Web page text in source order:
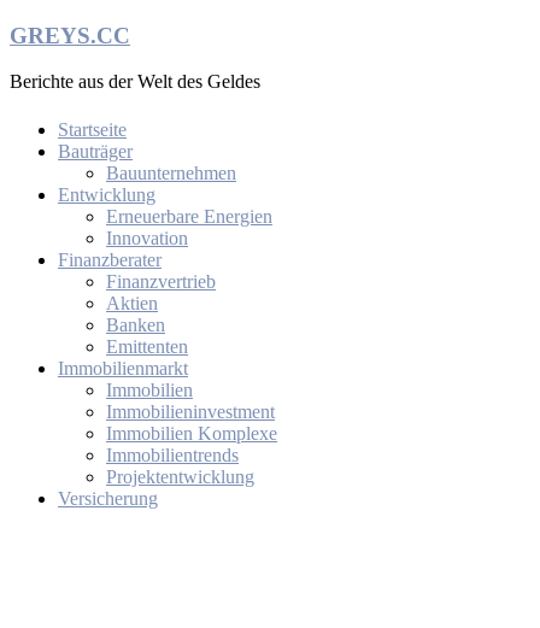
Zum
springen
GREYS.CC
Berichte aus der Welt des Geldes
Startseite
Bauträger
Bauunternehmen
Entwicklung
Erneuerbare Energien
Innovation
Finanzberater
Finanzvertrieb
Aktien
Banken
Emittenten
Immobilienmarkt
Immobilien
Immobilieninvestment
Immobilien Komplexe
Immobilientrends
Projektentwicklung
Versicherung